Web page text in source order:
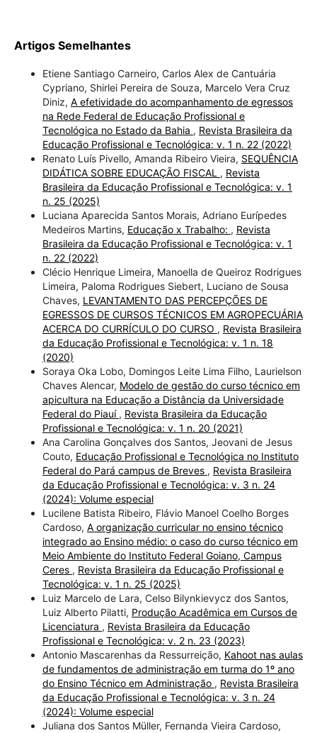
Artigos Semelhantes
Etiene Santiago Carneiro, Carlos Alex de Cantuária
Cypriano, Shirlei Pereira de Souza, Marcelo Vera Cruz
Diniz, A efetividade do acompanhamento de egressos
na Rede Federal de Educação Profissional e
Tecnológica no Estado da Bahia , Revista Brasileira da
Educação Profissional e Tecnológica: v. 1 n. 22 (2022)
Renato Luís Pivello, Amanda Ribeiro Vieira, SEQUÊNCIA
DIDÁTICA SOBRE EDUCAÇÃO FISCAL , Revista
Brasileira da Educação Profissional e Tecnológica: v. 1
n. 25 (2025)
Luciana Aparecida Santos Morais, Adriano Eurípedes
Medeiros Martins, Educação x Trabalho: , Revista
Brasileira da Educação Profissional e Tecnológica: v. 1
n. 22 (2022)
Clécio Henrique Limeira, Manoella de Queiroz Rodrigues
Limeira, Paloma Rodrigues Siebert, Luciano de Sousa
Chaves, LEVANTAMENTO DAS PERCEPÇÕES DE
EGRESSOS DE CURSOS TÉCNICOS EM AGROPECUÁRIA
ACERCA DO CURRÍCULO DO CURSO , Revista Brasileira
da Educação Profissional e Tecnológica: v. 1 n. 18
(2020)
Soraya Oka Lobo, Domingos Leite Lima Filho, Laurielson
Chaves Alencar, Modelo de gestão do curso técnico em
apicultura na Educação a Distância da Universidade
Federal do Piauí , Revista Brasileira da Educação
Profissional e Tecnológica: v. 1 n. 20 (2021)
Ana Carolina Gonçalves dos Santos, Jeovani de Jesus
Couto, Educação Profissional e Tecnológica no Instituto
Federal do Pará campus de Breves , Revista Brasileira
da Educação Profissional e Tecnológica: v. 3 n. 24
(2024): Volume especial
Lucilene Batista Ribeiro, Flávio Manoel Coelho Borges
Cardoso, A organização curricular no ensino técnico
integrado ao Ensino médio: o caso do curso técnico em
Meio Ambiente do Instituto Federal Goiano, Campus
Ceres , Revista Brasileira da Educação Profissional e
Tecnológica: v. 1 n. 25 (2025)
Luiz Marcelo de Lara, Celso Bilynkievycz dos Santos,
Luiz Alberto Pilatti, Produção Acadêmica em Cursos de
Licenciatura , Revista Brasileira da Educação
Profissional e Tecnológica: v. 2 n. 23 (2023)
Antonio Mascarenhas da Ressurreição, Kahoot nas aulas
de fundamentos de administração em turma do 1º ano
do Ensino Técnico em Administração , Revista Brasileira
da Educação Profissional e Tecnológica: v. 3 n. 24
(2024): Volume especial
Juliana dos Santos Müller, Fernanda Vieira Cardoso,